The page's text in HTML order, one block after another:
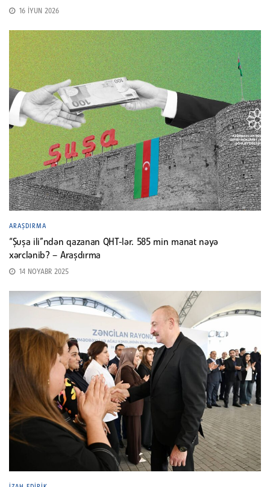
16 İYUN 2026
ARAŞDIRMA
“Şuşa ili”ndən qazanan QHT-lər. 585 min manat nəyə
xərclənib? – Araşdırma
14 NOYABR 2025